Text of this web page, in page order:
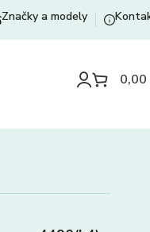
Značky a modely
0,00